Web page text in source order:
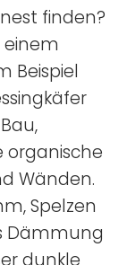
finden?
einem
Beispiel
organische
Wänden.
Spelzen
Dämmung